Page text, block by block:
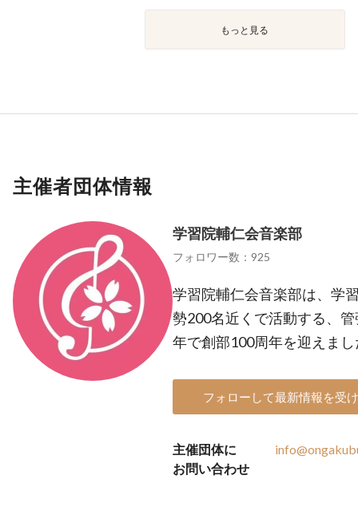
もっと見る
主催者団体情報
学習院輔仁会音楽部
フォロワー数：925
学習院輔仁会音楽部は、学
勢200名近くで活動する、
年で創部100周年を迎えま
フォローして最新情報を受
主催団体に
お問い合わせ